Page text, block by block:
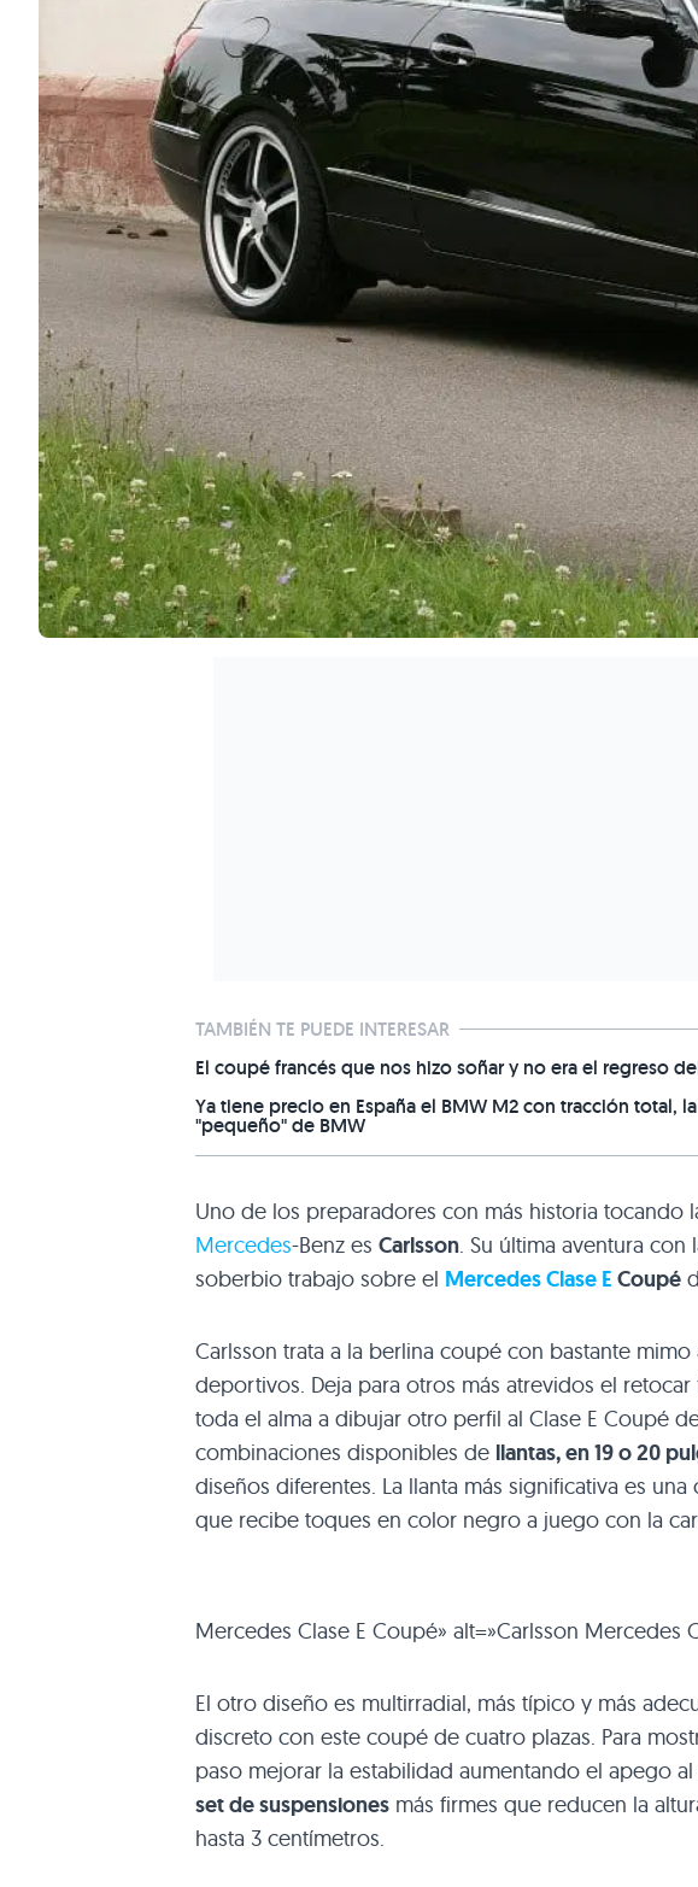
TAMBIÉN TE PUEDE INTERESAR
El coupé francés que nos hizo soñar y no era el regreso
Ya tiene precio en España el BMW M2 con tracción total,
"pequeño" de BMW
Uno de los preparadores con más historia tocando
Mercedes-Benz es Carlsson. Su última aventura con
soberbio trabajo sobre el Mercedes Clase E Coupé
Carlsson trata a la berlina coupé con bastante
deportivos. Deja para otros más atrevidos el
toda el alma a dibujar otro perfil al Clase E Coupé
combinaciones disponibles de llantas, en 19 o 20
diseños diferentes. La llanta más significativa es
que recibe toques en color negro a juego con la
Mercedes Clase E Coupé» alt=»Carlsson Mercedes
El otro diseño es multirradial, más típico y más
discreto con este coupé de cuatro plazas. Para
paso mejorar la estabilidad aumentando el apego
set de suspensiones más firmes que reducen la
hasta 3 centímetros.